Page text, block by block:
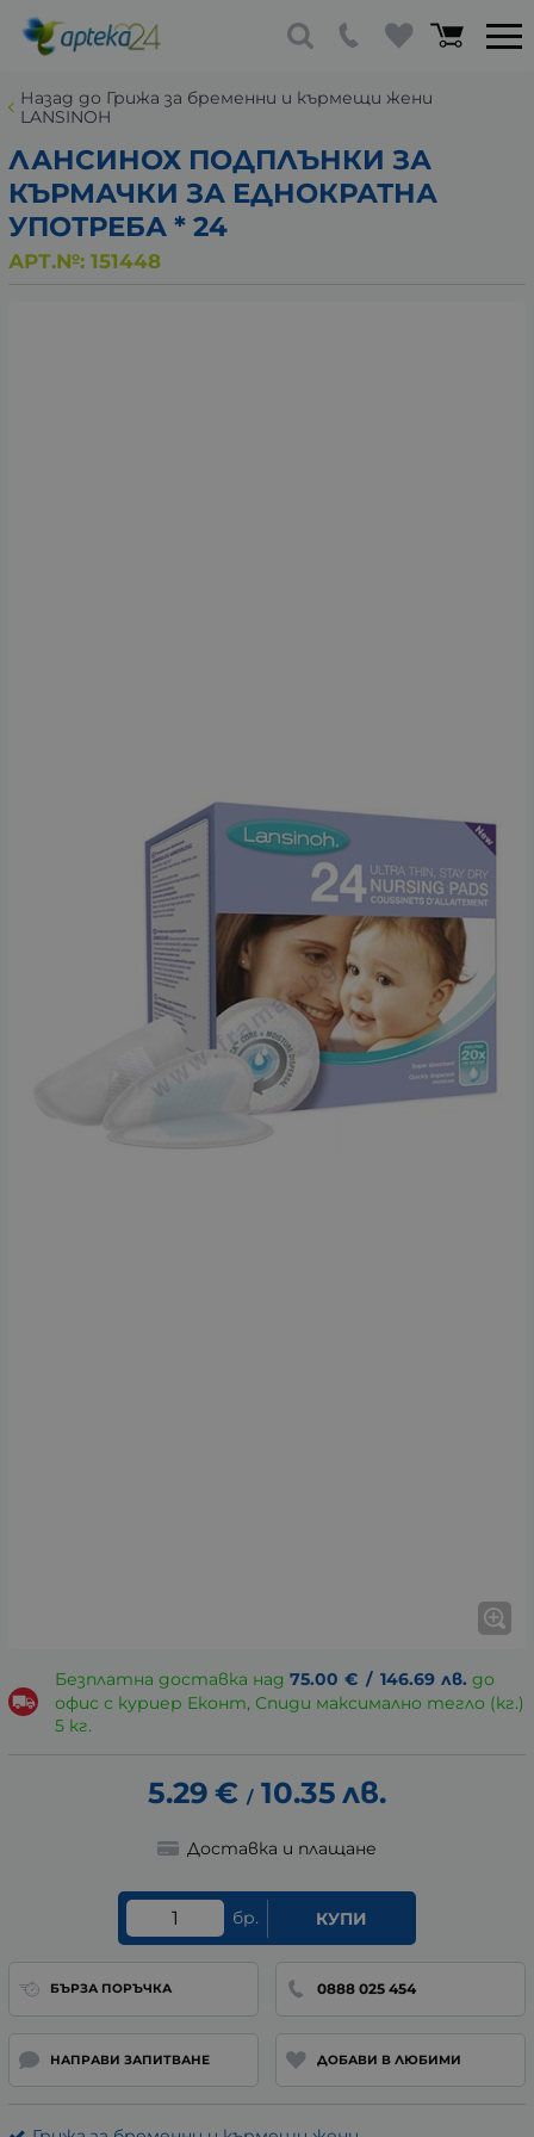
Назад до Грижа за бременни и кърмещи жени
LANSINOH
ЛАНСИНОХ ПОДПЛЪНКИ ЗА
КЪРМАЧКИ ЗА ЕДНОКРАТНА
УПОТРЕБА * 24
АРТ.№: 151448
Безплатна доставка над 75.00 € / 146.69 лв. до
офис с куриер Еконт, Спиди максимално тегло (кг.)
5 кг.
5.29 € / 10.35 лв.
Доставка и плащане
бр. КУПИ
БЪРЗА ПОРЪЧКА 0888 025 454
НАПРАВИ ЗАПИТВАНЕ ДОБАВИ В ЛЮБИМИ